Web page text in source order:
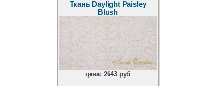
Ткань Daylight Paisley
Blush
цена:2643 руб